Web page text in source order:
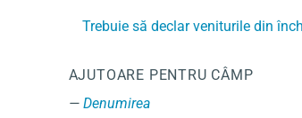
Trebuie să declar veniturile din
AJUTOARE PENTRU CÂMP
Denumirea